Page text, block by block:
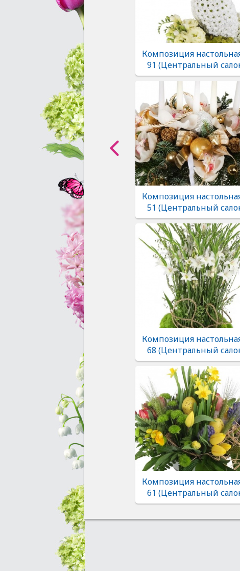
Композиция
91 (Центральный
Композиция
51 (Центральный
Композиция
68 (Центральный
Композиция
61 (Центральный